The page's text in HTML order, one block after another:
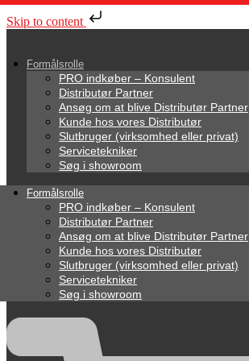
Skip to content
Formålsrolle
PRO indkøber – Konsulent
Distributør Partner
Ansøg om at blive Distributør Partner
Kunde hos vores Distributør
Slutbruger (virksomhed eller privat)
Servicetekniker
Søg i showroom
Formålsrolle
PRO indkøber – Konsulent
Distributør Partner
Ansøg om at blive Distributør Partner
Kunde hos vores Distributør
Slutbruger (virksomhed eller privat)
Servicetekniker
Søg i showroom